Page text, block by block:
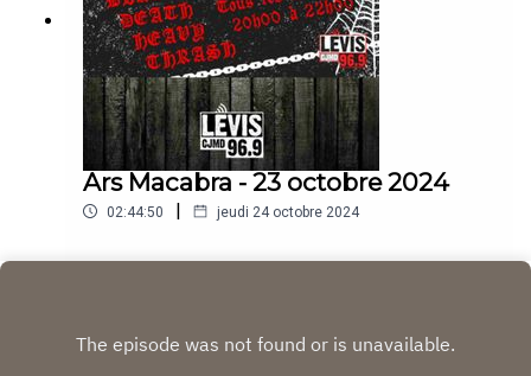
Ars Macabra - 23 octobre 2024
02:44:50 | jeudi 24 octobre 2024